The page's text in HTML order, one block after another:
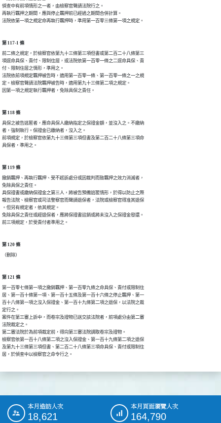
偵查中有前項情形之一者，由檢察官聲請法院行之。
再執行羈押之期間，應與停止羈押前已經過之期間合併計算。
法院依第一項之規定命再執行羈押時，準用第一百零三條第一項之規定。
第 117-1 條
前二條之規定，於檢察官依第九十三條第三項但書或第二百二十八條第三
項逕命具保、責付、限制住居，或法院依第一百零一條之二逕命具保、責
付、限制住居之情形，準用之。
法院依前項規定羈押被告時，適用第一百零一條、第一百零一條之一之規
定。檢察官聲請法院羈押被告時，適用第九十三條第二項之規定。
因第一項之規定執行羈押者，免除具保之責任。
第 118 條
具保之被告逃匿者，應命具保人繳納指定之保證金額，並沒入之。不繳納
者，強制執行。保證金已繳納者，沒入之。
前項規定，於檢察官依第九十三條第三項但書及第二百二十八條第三項命
具保者，準用之。
第 119 條
撤銷羈押、再執行羈押、受不起訴處分或因裁判而致羈押之效力消滅者，
免除具保之責任。
具保證書或繳納保證金之第三人，將被告預備逃匿情形，於得以防止之際
報告法院、檢察官或司法警察官而聲請退保者，法院或檢察官得准其退保
。但另有規定者，依其規定。
免除具保之責任或經退保者，應將保證書註銷或將未沒入之保證金發還。
前三項規定，於受責付者準用之。
第 120 條
（刪除）
第 121 條
第一百零七條第一項之撤銷羈押、第一百零九條之命具保、責付或限制住
居、第一百十條第一項、第一百十五條及第一百十六條之停止羈押、第一
百十八條第一項之沒入保證金、第一百十九條第二項之退保，以法院之裁
定行之。
案件在第三審上訴中，而卷宗及證物已送交該法院者，前項處分由第二審
法院裁定之。
第二審法院於為前項裁定前，得向第三審法院調取卷宗及證物。
檢察官依第一百十八條第二項之沒入保證金、第一百十九條第二項之退保
及第九十三條第三項但書、第二百二十八條第三項命具保、責付或限制住
居，於偵查中以檢察官之命令行之。
::: 本月造訪人次
18,621
本月頁面瀏覽人次
164,790